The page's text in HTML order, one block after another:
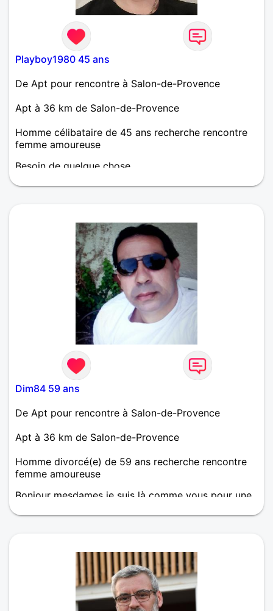
Playboy1980 45 ans
De Apt pour rencontre à Salon-de-Provence
Apt à 36 km de Salon-de-Provence
Homme célibataire de 45 ans recherche rencontre
femme amoureuse
Besoin de quelque chose
Dim84 59 ans
De Apt pour rencontre à Salon-de-Provence
Apt à 36 km de Salon-de-Provence
Homme divorcé(e) de 59 ans recherche rencontre
femme amoureuse
Bonjour mesdames je suis là comme vous pour une
moitié ma future femme si vous voulez en savoir